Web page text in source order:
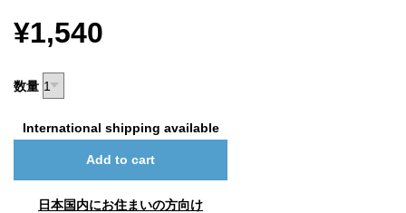
¥1,540
数量
International shipping available
Add to cart
日本国内にお住まいの方向け